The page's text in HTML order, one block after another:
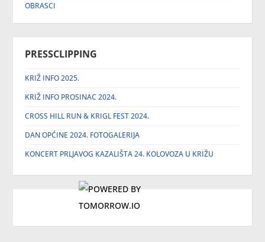
OBRASCI
PRESSCLIPPING
KRIŽ INFO 2025.
KRIŽ INFO PROSINAC 2024.
CROSS HILL RUN & KRIGL FEST 2024.
DAN OPĆINE 2024. FOTOGALERIJA
KONCERT PRLJAVOG KAZALIŠTA 24. KOLOVOZA U KRIŽU